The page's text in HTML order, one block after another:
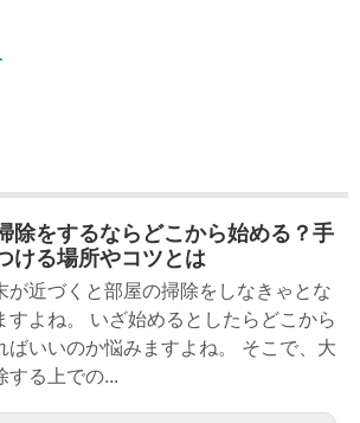
除をするならどこから始める？手
ける場所やコツとは
が近づくと部屋の掃除をしなきゃとな
すよね。 いざ始めるとしたらどこから
ばいいのか悩みますよね。 そこで、大
する上での...